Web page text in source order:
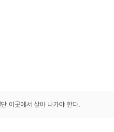
이곳에서 살아 나가야 한다.